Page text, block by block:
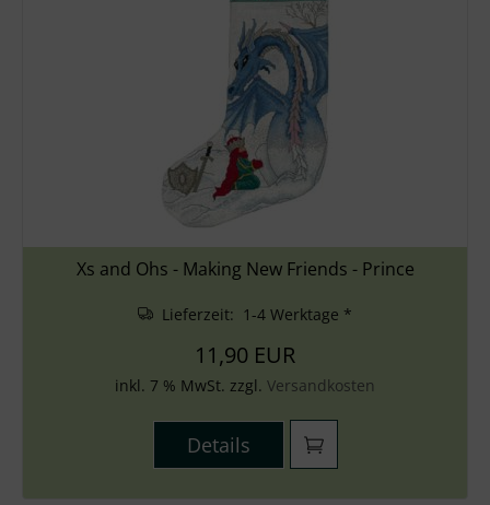
Xs and Ohs - Making New Friends - Prince
Lieferzeit: 1-4 Werktage *
11,90 EUR
inkl. 7 % MwSt. zzgl. Versandkosten
Details